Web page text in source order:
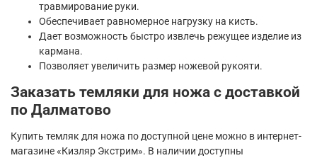
травмирование руки.
Обеспечивает равномерное нагрузку на кисть.
Дает возможность быстро извлечь режущее изделие из
кармана.
Позволяет увеличить размер ножевой рукояти.
Заказать темляки для ножа с доставкой
по Далматово
Купить темляк для ножа по доступной цене можно в интернет-
магазине «Кизляр Экстрим». В наличии доступны